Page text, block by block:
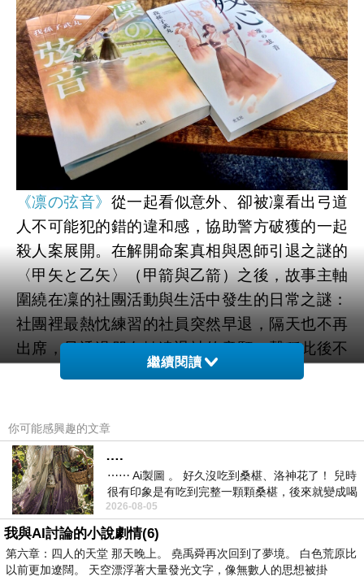
《凛の弦音》 從一起看似意外、卻被凜看出弓道
人不可能犯的錯的違和感，協助警方破獲的一起
殺人案展開。在解開命案真相與恩師引退之謎的
〈甲矢と乙矢〉
（甲箭與乙箭）之後，故事主軸
圍繞在凜的社團活動與生活中發生的日常之謎：
社團裡最熱忱練習的社員突然早退，隔天也不再
出席，只透過朋友轉達退社的意願，聲稱此後不
願再拉弓（
〈弓の道、矢の道〉
弓之道、箭之
的竹弓寄放在社團供大家借用，珍貴的竹弓卻在
第一天就神秘失蹤（〈弓と弓巻き〉弓與弓
卷）；在棚橋老師退休後、一年來都只能靠學長
姐指導的弓道社，終於迎來了新任指導老師，但
吉村老師與棚橋老師完全不同的指導方針，讓原
本就陷入瓶頸的凜更加無所適從，隨著大家從棚
橋老師教導的正面舉弓紛紛改為吉村老師教的斜
繼續閱讀
你可能感興趣的文章
….
⋯⋯ Ai製圖 。 好久沒吃到桑椹、洛神花了！ 兒時
很有印象是有吃到完整一顆顆桑椹，後來就變成喝
桑椹汁。 現在是連喝都沒喝
2026-08-05
我與AI討論的小說劇情(6)
第六章：四人的天堂 那天晚上。 堯禹舜再次回到了夢境。 白色荒原比
以前更加遼闊。 天空漂浮著大量發光文字，像無數人的思想被掛